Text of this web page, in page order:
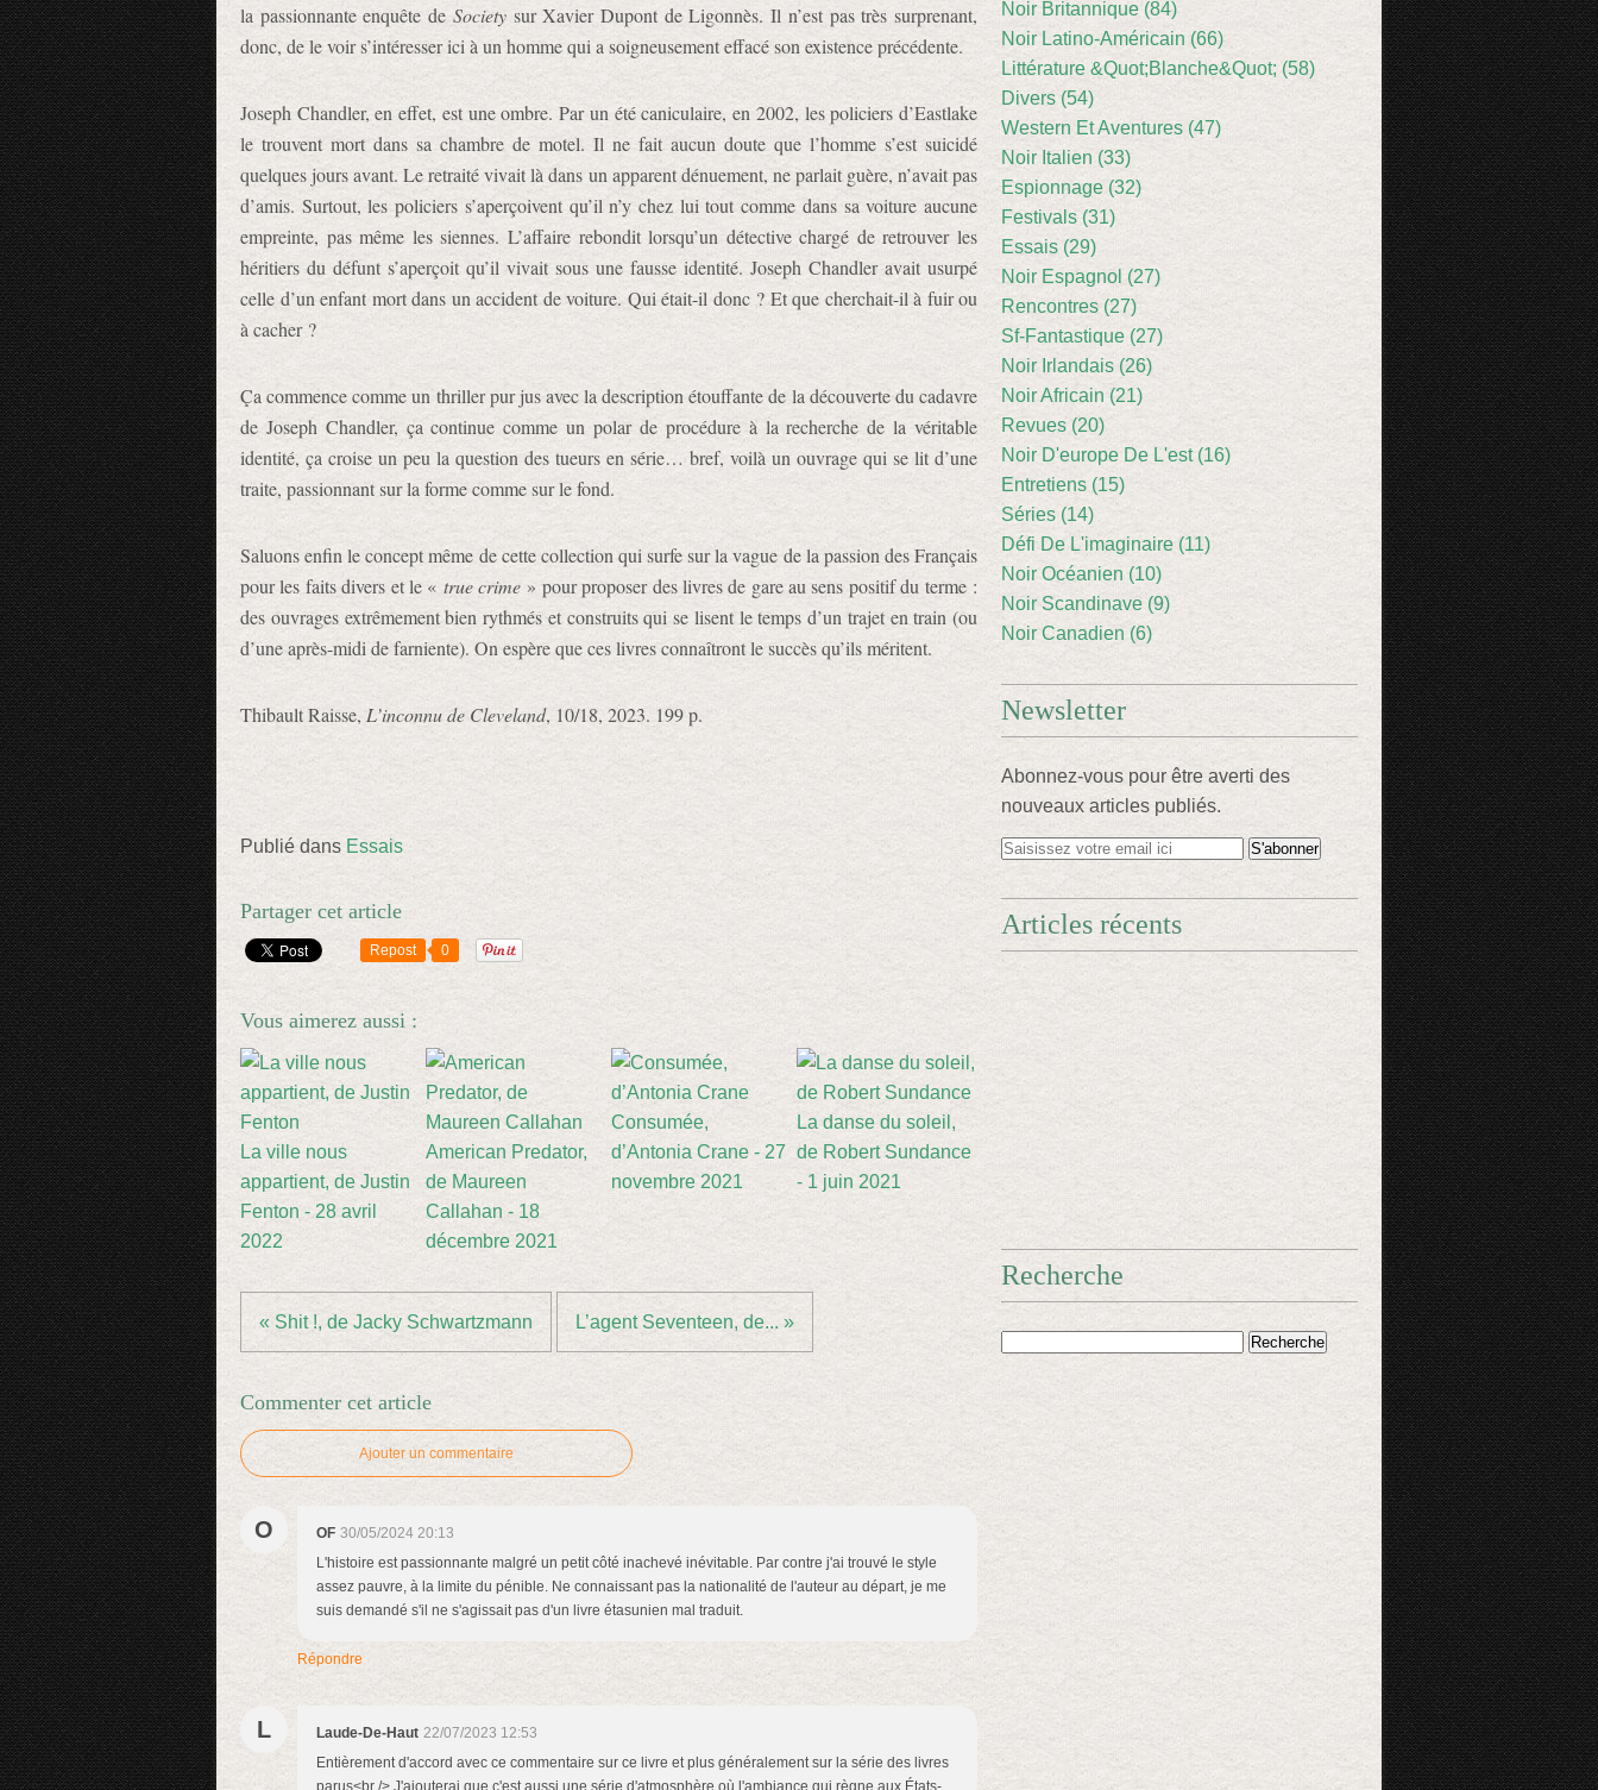
la passionnante enquête de Societysur Xavier Dupont de Ligonnès. Il n’est pas très surprenant,
donc, de le voir s’intéresser ici à un homme qui a soigneusement effacé son existence précédente.
Joseph Chandler, en effet, est une ombre. Par un été caniculaire, en 2002, les policiers d’Eastlake
le trouvent mort dans sa chambre de motel. Il ne fait aucun doute que l’homme s’est suicidé
quelques jours avant. Le retraité vivait là dans un apparent dénuement, ne parlait guère, n’avait pas
d’amis. Surtout, les policiers s’aperçoivent qu’il n’y chez lui tout comme dans sa voiture aucune
empreinte, pas même les siennes. L’affaire rebondit lorsqu’un détective chargé de retrouver les
héritiers du défunt s’aperçoit qu’il vivait sous une fausse identité. Joseph Chandler avait usurpé
celle d’un enfant mort dans un accident de voiture. Qui était-il donc ? Et que cherchait-il à fuir ou
à cacher ?
Ça commence comme un thriller pur jus avec la description étouffante de la découverte du cadavre
de Joseph Chandler, ça continue comme un polar de procédure à la recherche de la véritable
identité, ça croise un peu la question des tueurs en série… bref, voilà un ouvrage qui se lit d’une
traite, passionnant sur la forme comme sur le fond.
Saluons enfin le concept même de cette collection qui surfe sur la vague de la passion des Français
pour les faits divers et le « true crime » pour proposer des livres de gare au sens positif du terme :
des ouvrages extrêmement bien rythmés et construits qui se lisent le temps d’un trajet en train (ou
d’une après-midi de farniente). On espère que ces livres connaîtront le succès qu’ils méritent.
Thibault Raisse, L’inconnu de Cleveland, 10/18, 2023. 199 p.
Publié dans Essais
Partager cet article
Repost 0
Vous aimerez aussi :
La ville nous
appartient, de Justin
Fenton - 28 avril
2022
American Predator,
de Maureen
Callahan - 18
décembre 2021
Consumée,
d’Antonia Crane - 27
novembre 2021
La danse du soleil,
de Robert Sundance
- 1 juin 2021
« Shit !, de Jacky Schwartzmann L’agent Seventeen, de... »
Commenter cet article
Ajouter un commentaire
O OF 30/05/2024 20:13
L'histoire est passionnante malgré un petit côté inachevé inévitable. Par contre j'ai trouvé le style
assez pauvre, à la limite du pénible. Ne connaissant pas la nationalité de l'auteur au départ, je me
suis demandé s'il ne s'agissait pas d'un livre étasunien mal traduit.
Répondre
L Laude-De-Haut 22/07/2023 12:53
Entièrement d'accord avec ce commentaire sur ce livre et plus généralement sur la série des livres
parus<br /> J'ajouterai que c'est aussi une série d'atmosphère où l'ambiance qui règne aux États-
Noir Britannique (84)
Noir Latino-Américain (66)
Littérature &Quot;Blanche&Quot; (58)
Divers (54)
Western Et Aventures (47)
Noir Italien (33)
Espionnage (32)
Festivals (31)
Essais (29)
Noir Espagnol (27)
Rencontres (27)
Sf-Fantastique (27)
Noir Irlandais (26)
Noir Africain (21)
Revues (20)
Noir D'europe De L'est (16)
Entretiens (15)
Séries (14)
Défi De L'imaginaire (11)
Noir Océanien (10)
Noir Scandinave (9)
Noir Canadien (6)
Newsletter
Abonnez-vous pour être averti des
nouveaux articles publiés.
Articles récents
Recherche